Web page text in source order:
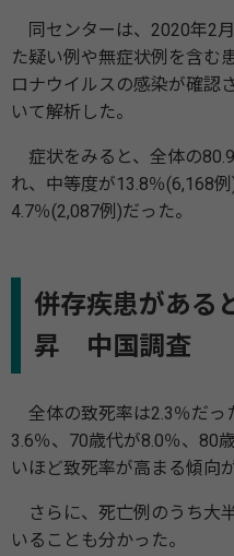
同センターは、2020年2
た疑い例や無症状例を含む
ロナウイルスの感染が確認
いて解析した。
症状をみると、全体の
れ、中等度が13.8％(6,168
4.7％(2,087例)だった。
併存疾患がある
昇 中国調査
全体の致死率は2.3％だっ
3.6％、70歳代が8.0％、80
いほど致死率が高まる傾向
さらに、死亡例のうち大
いることも分かった。